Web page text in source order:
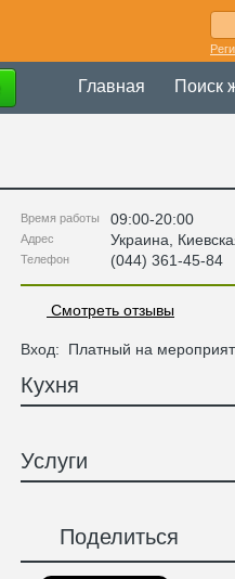
Главная Поиск
Время работы 09:00-20:00
Адрес Украина
Телефон (044) 361-45-84
Смотреть отзывы
Вход: Платный на
Кухня
Услуги
Поделиться